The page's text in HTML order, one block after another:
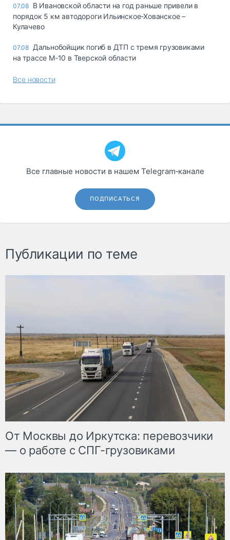
07.08 В Ивановской области на год раньше привели в
порядок 5 км автодороги Ильинское-Хованское –
Кулачево
07.08 Дальнобойщик погиб в ДТП с тремя грузовиками
на трассе М-10 в Тверской области
Все новости
Все главные новости в нашем Telegram‑канале
ПОДПИСАТЬСЯ
Публикации по теме
От Москвы до Иркутска: перевозчики
— о работе с СПГ-грузовиками